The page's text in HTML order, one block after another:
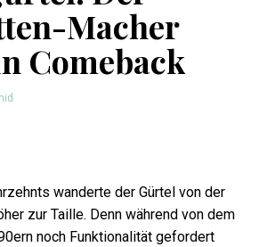
Macher
Comeback
wanderte der Gürtel von der
zur Taille. Denn während von dem
noch Funktionalität gefordert